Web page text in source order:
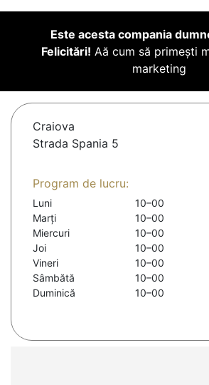
Este acesta compania
Felicitări! Aă cum să primești
marketing
Craiova
Strada Spania 5
Program de lucru:
Luni
10–00
Marți
10–00
Miercuri
10–00
Joi
10–00
Vineri
10–00
Sâmbătă
10–00
Duminică
10–00